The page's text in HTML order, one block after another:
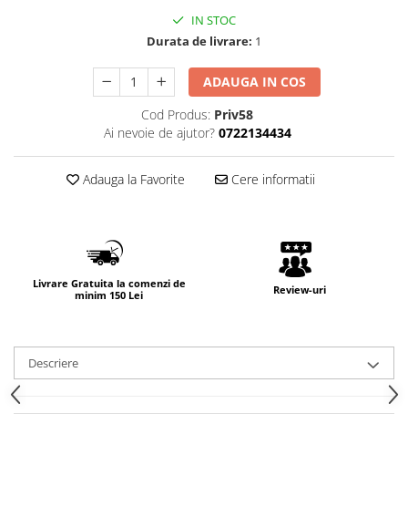
IN STOC
Durata de livrare: 1
ADAUGA IN COS
Cod Produs: Priv58
Ai nevoie de ajutor? 0722134434
Adauga la Favorite Cere informatii
Livrare Gratuita la comenzi de
minim 150 Lei
Review-uri
Descriere